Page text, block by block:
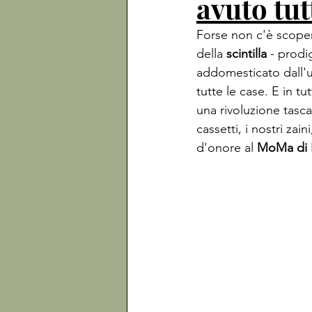
avuto
Forse non c'è
della scintilla -
addomesticato
tutte le case. E in
una rivoluzione
cassetti, i nostri
d'onore al MoMa di